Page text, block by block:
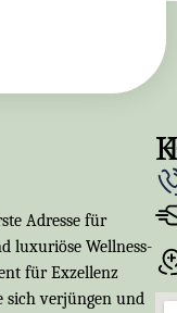
Adresse für
luxuriöse Wellness-
für Exzellenz
verjüngen und